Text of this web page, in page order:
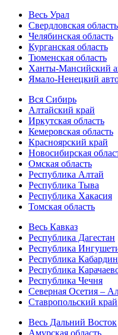
Весь Урал
Свердловская область
Челябинская область
Курганская область
Тюменская область
Ханты-Мансийский
Ямало-Ненецкий
Вся Сибирь
Алтайский край
Иркутская область
Кемеровская область
Красноярский край
Новосибирская
Омская область
Республика Алтай
Республика Тыва
Республика Хакасия
Томская область
Весь Кавказ
Республика Дагестан
Республика
Республика
Республика
Республика Чечня
Северная Осетия –
Ставропольский край
Весь Дальний Восток
Амурская область